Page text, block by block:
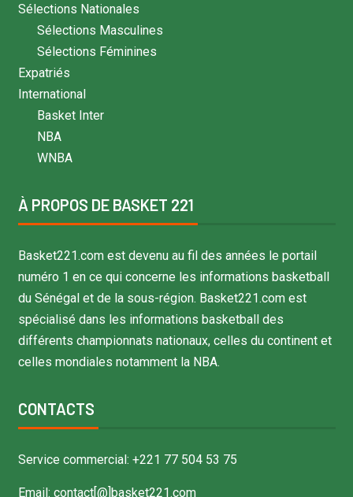
Sélections Nationales
Sélections Masculines
Sélections Féminines
Expatriés
International
Basket Inter
NBA
WNBA
À PROPOS DE BASKET 221
Basket221.com est devenu au fil des années le portail
numéro 1 en ce qui concerne les informations basketball
du Sénégal et de la sous-région. Basket221.com est
spécialisé dans les informations basketball des
différents championnats nationaux, celles du continent et
celles mondiales notamment la NBA.
CONTACTS
Service commercial: +221 77 504 53 75
Email: contact[@]basket221.com